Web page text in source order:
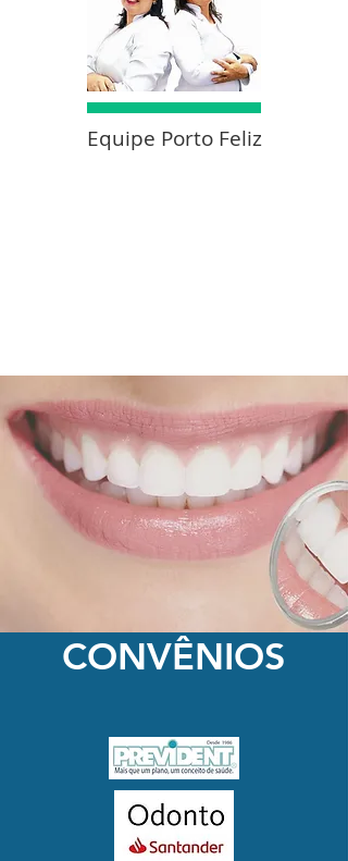
Equipe Porto Feliz
CONVÊNIOS